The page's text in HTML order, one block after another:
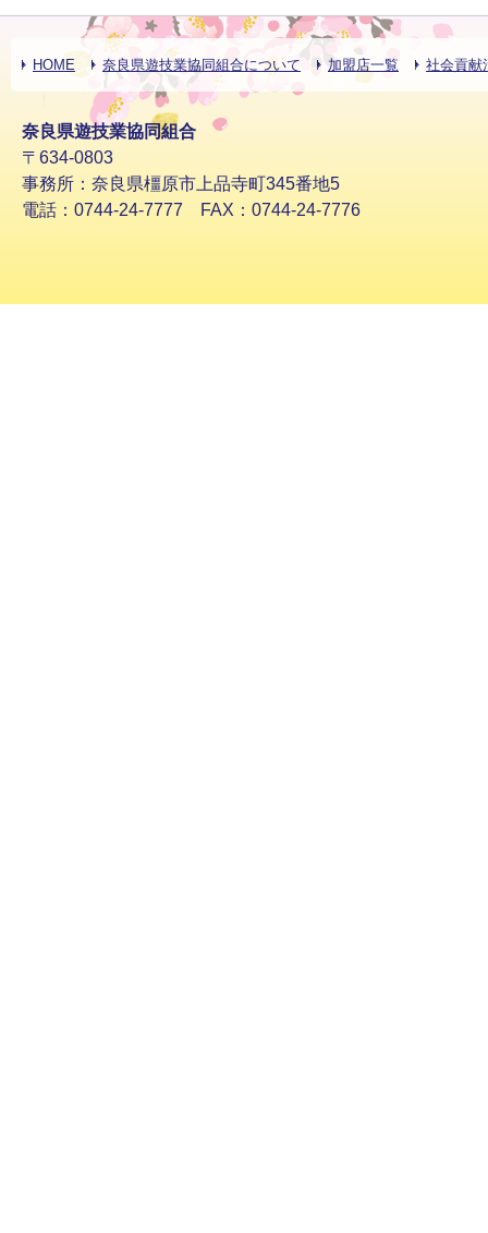
HOME 奈良県遊技業協同組合について 加盟店一覧 社会貢献
奈良県遊技業協同組合
〒634-0803
事務所：奈良県橿原市上品寺町345番地5
電話：0744-24-7777 FAX：0744-24-7776